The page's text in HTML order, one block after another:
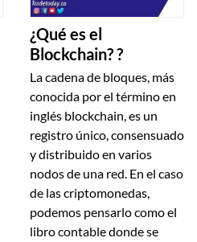
¿Qué es el
Blockchain? ?
La cadena de bloques, más
conocida por el término en
inglés blockchain, es un
registro único, consensuado
y distribuido en varios
nodos de una red. En el caso
de las criptomonedas,
podemos pensarlo como el
libro contable donde se